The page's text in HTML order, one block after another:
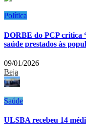
Política
DORBE do PCP critica
saúde prestados às
09/01/2026
Beja
Saúde
ULSBA recebeu 14